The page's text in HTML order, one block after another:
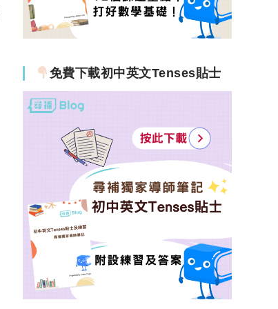
免費下載初中英文Tenses貼士